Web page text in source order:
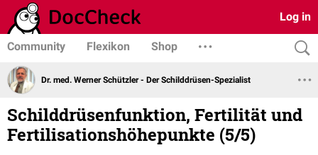
Log in
Community Flexikon Shop
Dr. med. Werner Schützler - Der Schilddrüsen-Spezialist
Schilddrüsenfunktion, Fertilität und
Fertilisationshöhepunkte (5/5)